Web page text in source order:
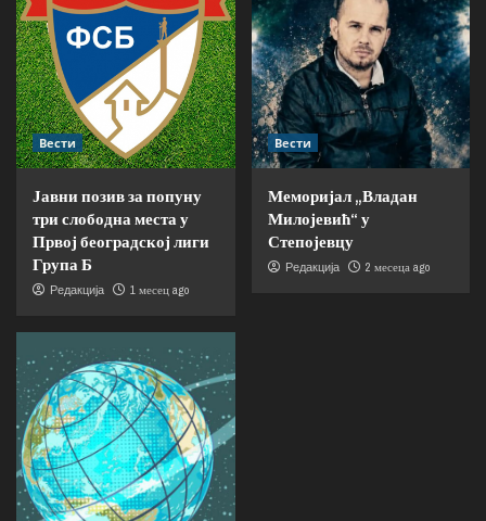
Вести
Јавни позив за попуну
три слободна места у
Првој београдској лиги
Група Б
Редакција 1 месец ago
Вести
Меморијал „Владан
Милојевић“ у
Степојевцу
Редакција 2 месеца ago